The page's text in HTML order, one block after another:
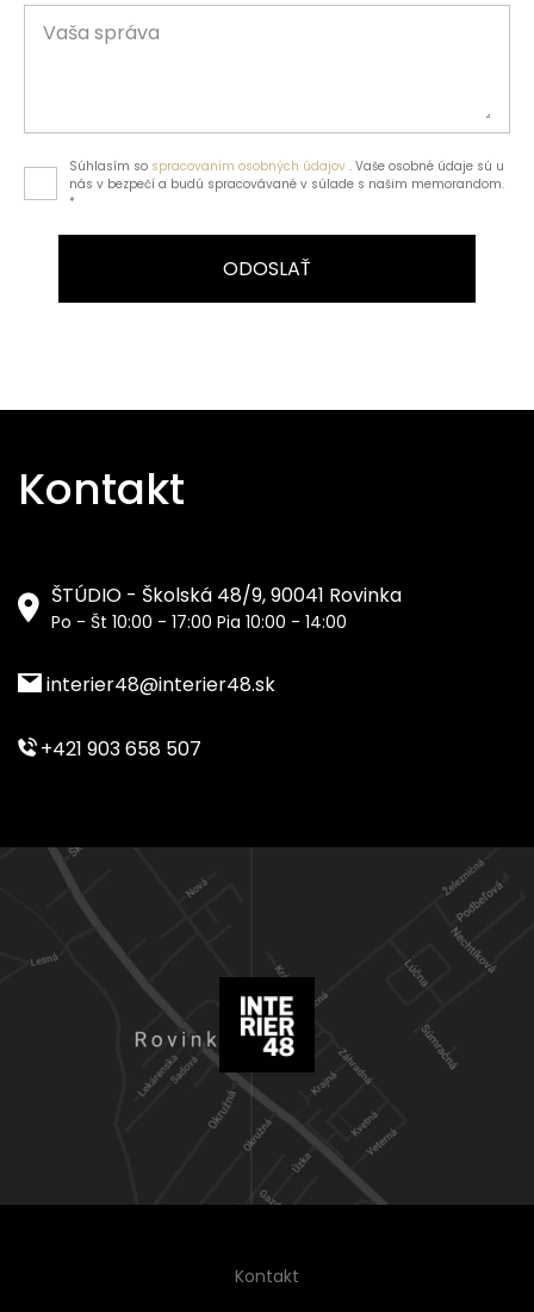
Vaša správa
Súhlasím so spracovaním osobných údajov . Vaše osobné údaje sú u
nás v bezpečí a budú spracovávané v súlade s našim memorandom.
*
ODOSLAŤ
Kontakt
ŠTÚDIO - Školská 48/9, 90041 Rovinka
Po - Št 10:00 - 17:00 Pia 10:00 - 14:00
interier48@interier48.sk
+421 903 658 507
Kontakt